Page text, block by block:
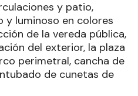
y patio,
y luminoso en colores
de la vereda pública,
del exterior, la plaza
perimetral, cancha de
de cunetas de